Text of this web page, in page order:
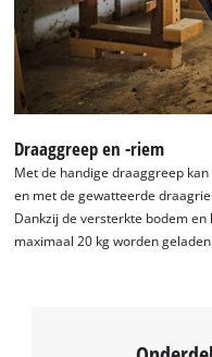
Draaggreep en -riem
Met de handige draaggreep
en met de gewatteerde
Dankzij de versterkte bodem
maximaal 20 kg worden